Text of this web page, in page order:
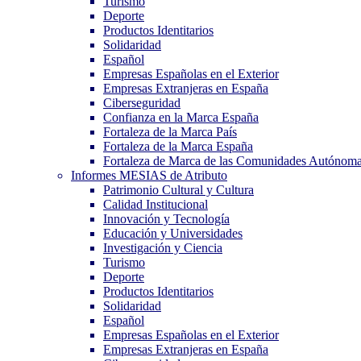
Deporte
Productos Identitarios
Solidaridad
Español
Empresas Españolas en el Exterior
Empresas Extranjeras en España
Ciberseguridad
Confianza en la Marca España
Fortaleza de la Marca País
Fortaleza de la Marca España
Fortaleza de Marca de las Comunidades
Informes MESIAS de Atributo
Patrimonio Cultural y Cultura
Calidad Institucional
Innovación y Tecnología
Educación y Universidades
Investigación y Ciencia
Turismo
Deporte
Productos Identitarios
Solidaridad
Español
Empresas Españolas en el Exterior
Empresas Extranjeras en España